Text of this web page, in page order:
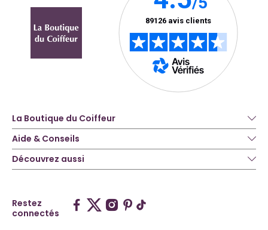
La Boutique du Coiffeur
Aide & Conseils
Découvrez aussi
Restez
connectés